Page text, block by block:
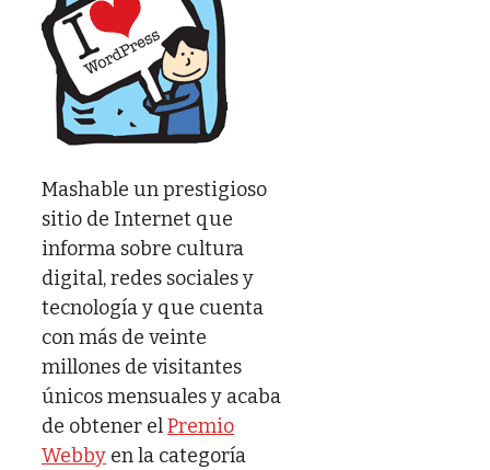
Mashable un prestigioso
sitio de Internet que
informa sobre cultura
digital, redes sociales y
tecnología y que cuenta
con más de veinte
millones de visitantes
únicos mensuales y acaba
de obtener elPremio
Webby en la categoría